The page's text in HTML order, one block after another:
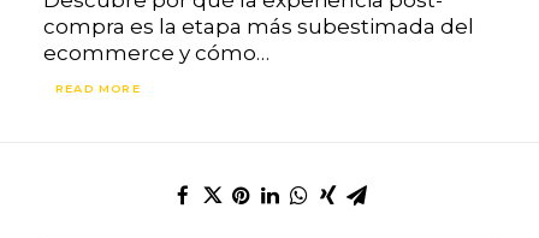
compra es la etapa más subestimada del
ecommerce y cómo…
READ MORE